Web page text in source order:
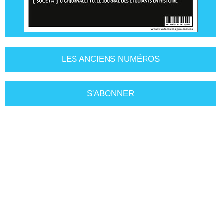
LES ANCIENS NUMÉROS
S'ABONNER